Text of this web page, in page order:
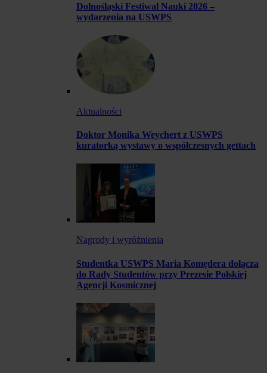
Dolnośląski Festiwal Nauki 2026 –
wydarzenia na USWPS
Aktualności
Doktor Monika Weychert z USWPS
kuratorką wystawy o współczesnych gettach
Nagrody i wyróżnienia
Studentka USWPS Maria Komędera dołącza
do Rady Studentów przy Prezesie Polskiej
Agencji Kosmicznej